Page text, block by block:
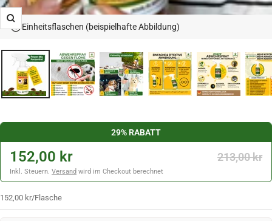
ZoomEinheitsflaschen (beispielhafte Abbildung)
29% RABATT
152,00 kr 213,00 kr
Inkl. Steuern. Versand wird im Checkout berechnet
152,00 kr/Flasche